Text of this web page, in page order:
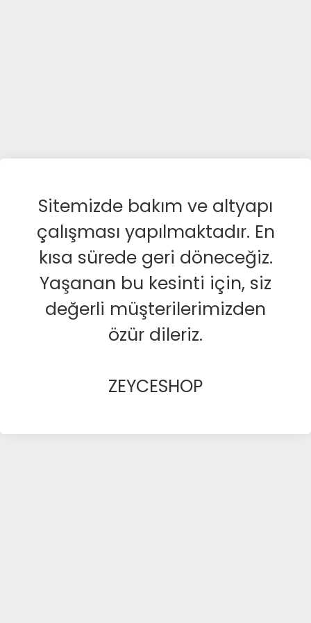
Sitemizde bakım ve altyapı
çalışması yapılmaktadır. En
kısa sürede geri döneceğiz.
Yaşanan bu kesinti için, siz
değerli müşterilerimizden
özür dileriz.
ZEYCESHOP